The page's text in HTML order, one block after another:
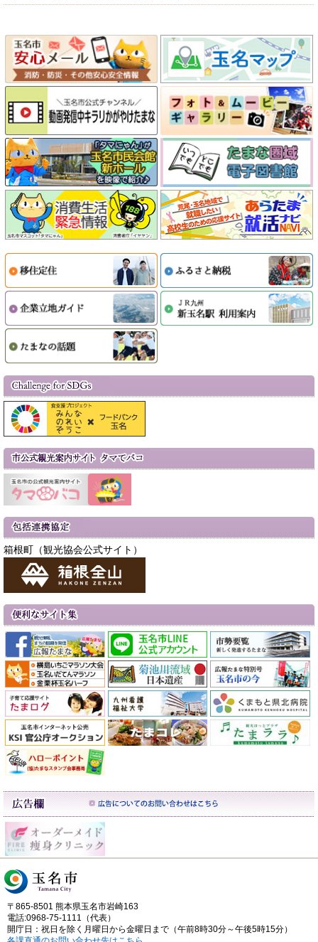
箱根町（観光協会公式サイト）
〒865-8501 熊本県玉名市岩崎163
電話:0968-75-1111（代表）
開庁日：祝日を除く月曜日から金曜日まで（午前8時30分～午後5時15分）